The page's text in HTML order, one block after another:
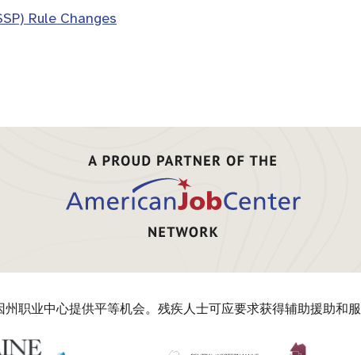
Rule Changes
州职业中心提供平等机会。残疾人士可应要求获得辅助援助和